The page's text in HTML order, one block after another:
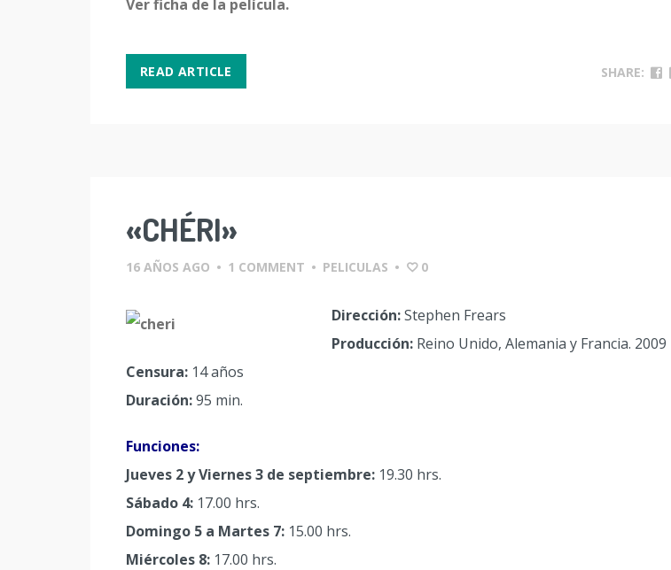
Ver ficha de la película.
READ ARTICLE SHARE:
«CHÉRI»
16 AÑOS AGO • 1 COMMENT • PELICULAS • 0
Dirección:Stephen Frears
Producción: Reino Unido, Alemania y Francia. 2009
Censura: 14 años
Duración:95 min.
Funciones:
Jueves 2 y Viernes 3 de septiembre: 19.30 hrs.
Sábado 4: 17.00 hrs.
Domingo 5 a Martes 7: 15.00 hrs.
Miércoles 8: 17.00 hrs.